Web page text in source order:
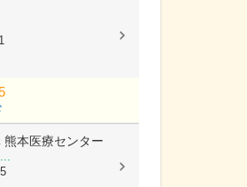
熊本医療センター